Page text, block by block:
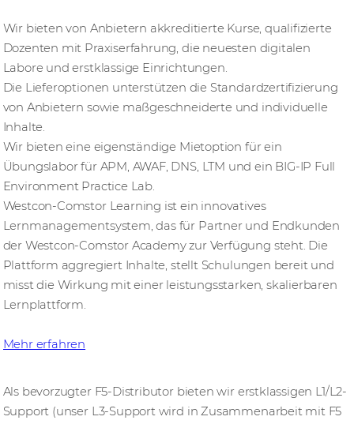
Wir bieten von Anbietern akkreditierte Kurse, qualifizierte
Dozenten mit Praxiserfahrung, die neuesten digitalen
Labore und erstklassige Einrichtungen.
Die Lieferoptionen unterstützen die Standardzertifizierung
von Anbietern sowie maßgeschneiderte und individuelle
Inhalte.
Wir bieten eine eigenständige Mietoption für ein
Übungslabor für APM, AWAF, DNS, LTM und ein BIG-IP Full
Environment Practice Lab.
Westcon-Comstor Learning ist ein innovatives
Lernmanagementsystem, das für Partner und Endkunden
der Westcon-Comstor Academy zur Verfügung steht. Die
Plattform aggregiert Inhalte, stellt Schulungen bereit und
misst die Wirkung mit einer leistungsstarken, skalierbaren
Lernplattform.
Mehr erfahren
Als bevorzugter F5-Distributor bieten wir erstklassigen L1/L2-
Support (unser L3-Support wird in Zusammenarbeit mit F5